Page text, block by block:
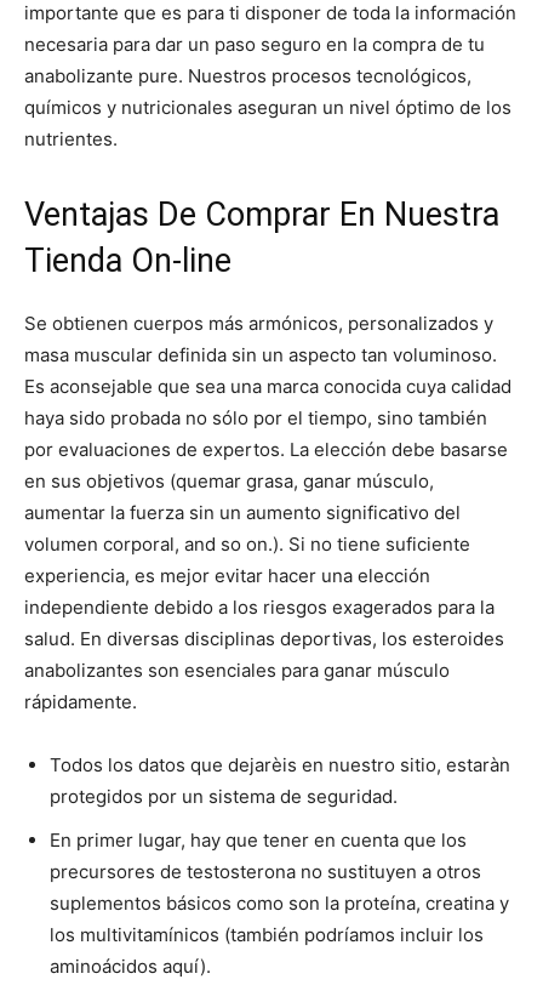
importante que es para ti disponer de toda la información
necesaria para dar un paso seguro en la compra de tu
anabolizante pure. Nuestros procesos tecnológicos,
químicos y nutricionales aseguran un nivel óptimo de los
nutrientes.
Ventajas De Comprar En Nuestra
Tienda On-line
Se obtienen cuerpos más armónicos, personalizados y
masa muscular definida sin un aspecto tan voluminoso.
Es aconsejable que sea una marca conocida cuya calidad
haya sido probada no sólo por el tiempo, sino también
por evaluaciones de expertos. La elección debe basarse
en sus objetivos (quemar grasa, ganar músculo,
aumentar la fuerza sin un aumento significativo del
volumen corporal, and so on.). Si no tiene suficiente
experiencia, es mejor evitar hacer una elección
independiente debido a los riesgos exagerados para la
salud. En diversas disciplinas deportivas, los esteroides
anabolizantes son esenciales para ganar músculo
rápidamente.
Todos los datos que dejarèis en nuestro sitio, estaràn
protegidos por un sistema de seguridad.
En primer lugar, hay que tener en cuenta que los
precursores de testosterona no sustituyen a otros
suplementos básicos como son la proteína, creatina y
los multivitamínicos (también podríamos incluir los
aminoácidos aquí).